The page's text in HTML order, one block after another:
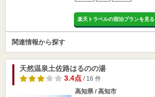
楽天トラベルの宿泊プランを見る
関連情報から探す
天然温泉土佐路はるのの湯
3.4点/ 16 件
高知県 / 高知市